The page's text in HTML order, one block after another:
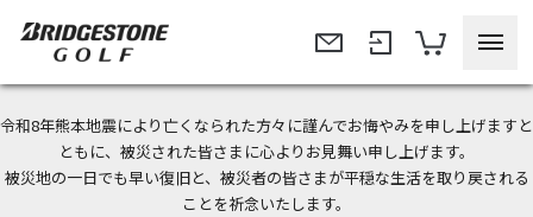
令和8年熊本地震により亡くなられた方々に謹んでお悔やみを申し上げますと
ともに、被災された皆さまに心よりお見舞い申し上げます。
被災地の一日でも早い復旧と、被災者の皆さまが平穏な生活を取り戻される
ことを祈念いたします。
今なら新規会員登録で1,000円OFFクーポンプレゼント！
＜商品配送に関するお知らせ＞